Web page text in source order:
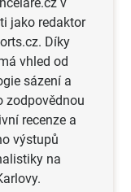
jako redaktor
Díky
vhled od
sázení a
zodpovědnou
recenze a
výstupů
na